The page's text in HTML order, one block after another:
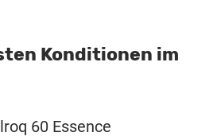
Konditionen im
60 Essence